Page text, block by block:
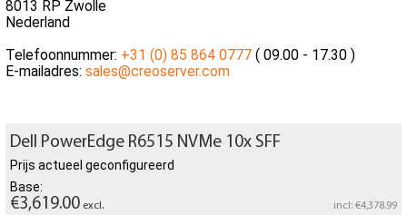
8013 RP Zwolle
Nederland
Telefoonnummer: +31 (0) 85 864 0777 ( 09.00 - 17.30 )
E-mailadres: sales@creoserver.com
Dell PowerEdge R6515 NVMe 10x SFF
Prijs actueel geconfigureerd
Base:
€3,619.00 excl. incl: €4,378.99